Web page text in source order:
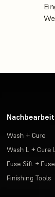
Wash + Cure
Wash L + Cure
Fuse Sift +
Finishing Tools